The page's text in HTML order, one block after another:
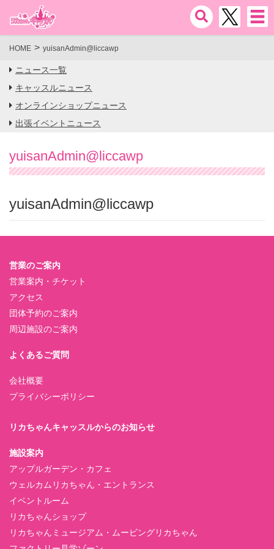
HOME yuisanAdmin@liccawp
ニュース一覧
キャッスルニュース
オンラインショップニュース
出張イベントニュース
yuisanAdmin@liccawp
yuisanAdmin@liccawp
営業のご案内
営業案内・チケット
アクセス
団体予約のご案内
周辺施設のご案内
よくあるご質問
会社概要
プライバシーポリシー
リカちゃんキャッスルからのお知らせ
施設案内
アップルガーデン・カフェ
ウェルカムリカちゃん・エントランス
イベントルーム
リカちゃんショップ
リカちゃんミュージアム・ムービングリカちゃん